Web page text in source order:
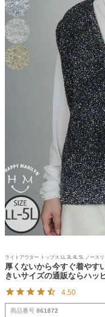
ライトアウター トップス LL 3L 4L 5L ノース
厚くないから今すぐ着やす
きいサイズの通販ならハッ
4.50
商品番号 861872